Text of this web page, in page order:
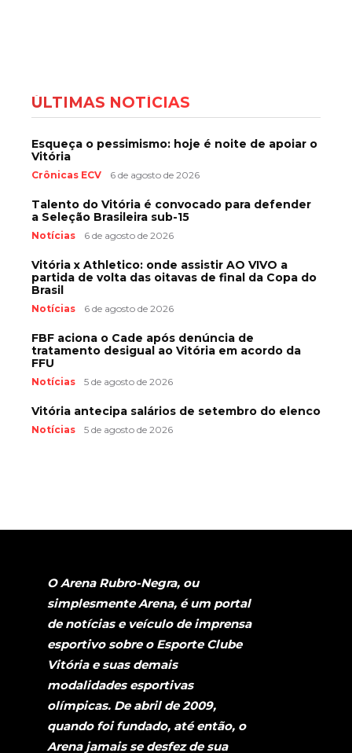
ÚLTIMAS NOTÍCIAS
Esqueça o pessimismo: hoje é noite de apoiar o
Vitória
Crônicas ECV 6 de agosto de 2026
Talento do Vitória é convocado para defender
a Seleção Brasileira sub-15
Notícias 6 de agosto de 2026
Vitória x Athletico: onde assistir AO VIVO a
partida de volta das oitavas de final da Copa do
Brasil
Notícias 6 de agosto de 2026
FBF aciona o Cade após denúncia de
tratamento desigual ao Vitória em acordo da
FFU
Notícias 5 de agosto de 2026
Vitória antecipa salários de setembro do elenco
Notícias 5 de agosto de 2026
O Arena Rubro-Negra, ou
simplesmente Arena, é um portal
de notícias e veículo de imprensa
esportivo sobre o Esporte Clube
Vitória e suas demais
modalidades esportivas
olímpicas. De abril de 2009,
quando foi fundado, até então, o
Arena jamais se desfez de sua